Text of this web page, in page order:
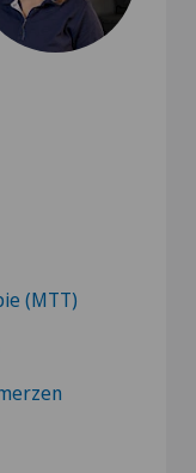
(MTT)